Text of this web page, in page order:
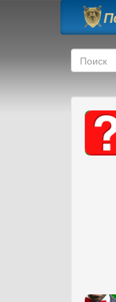
Перейти к основному
Поиск